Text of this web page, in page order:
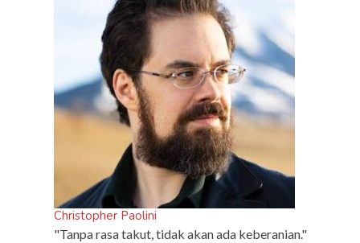
Christopher Paolini
"Tanpa rasa takut, tidak akan ada keberanian."